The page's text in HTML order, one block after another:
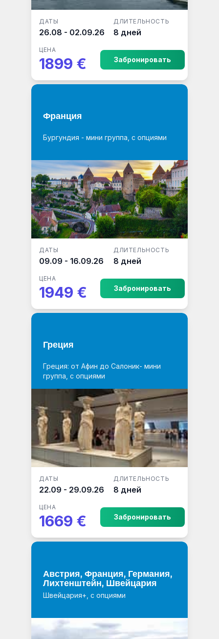
ДАТЫ
26.08 - 02.09.26
ДЛИТЕЛЬНОСТЬ
8 дней
ЦЕНА
1899 € Забронировать
Франция
Бургундия - мини группа, с опциями
ДАТЫ
09.09 - 16.09.26
ДЛИТЕЛЬНОСТЬ
8 дней
ЦЕНА
1949 € Забронировать
Греция
Греция: от Афин до Салоник- мини
группа, с опциями
ДАТЫ
22.09 - 29.09.26
ДЛИТЕЛЬНОСТЬ
8 дней
ЦЕНА
1669 € Забронировать
Австрия, Франция, Германия,
Лихтенштейн, Швейцария
Швейцария+, с опциями